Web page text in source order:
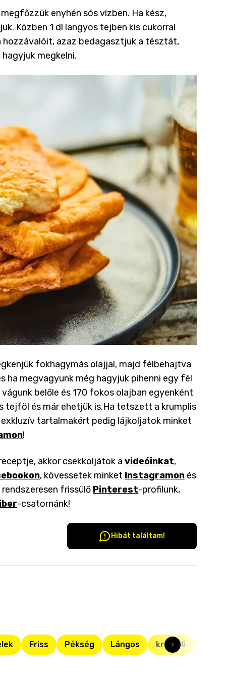
enyhén sós vízben. Ha kész,
Közben 1 dl langyos tejben kis cukorral
azaz bedagasztjuk a tésztát,
megkelni.
fokhagymás olajjal, majd félbehajtva
megvagyunk még hagyjuk pihenni egy fél
belőle és 170 fokos olajban egyenként
tejföl és már ehetjük is.Ha tetszett a krumplis
exkluzív tartalmakért pedig lájkoljatok minket
!
akkor csekkoljátok avideóinkat,
, kövessetek minket Instagramon és
rendszeresen frissülő Pinterest-profilunk,
-csatornánk!
Hibát találtam!
Friss Pékség Lángos krumpli